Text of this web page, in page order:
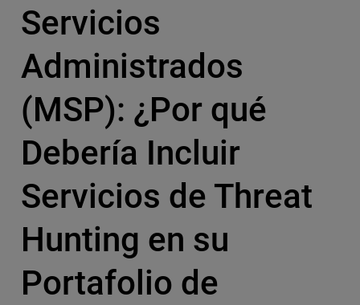
Servicios
Administrados
(MSP): ¿Por qué
Debería Incluir
Servicios de Threat
Hunting en su
Portafolio de